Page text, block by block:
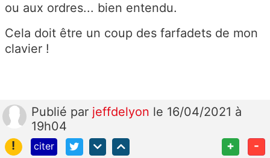
ou aux ordres... bien entendu.
Cela doit être un coup des farfadets de mon
clavier !
Publié par jeffdelyon le 16/04/2021 à
19h04
!
citer + -